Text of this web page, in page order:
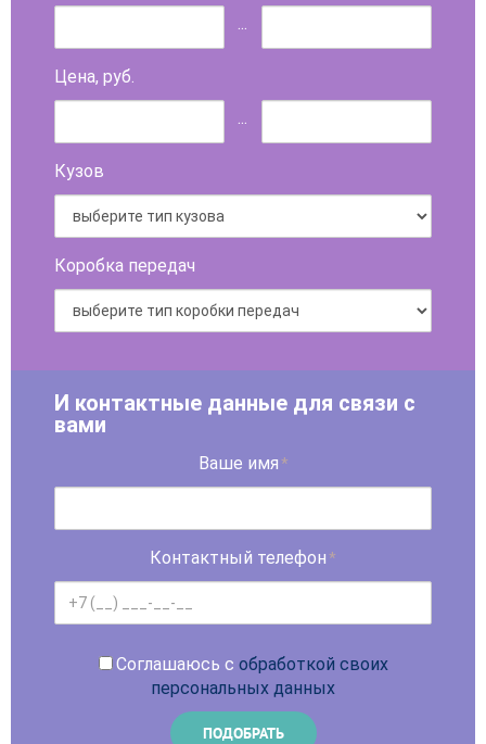
...
Цена, руб.
...
Кузов
Коробка передач
И контактные данные для связи с
вами
Ваше имя *
Контактный телефон *
Соглашаюсь с обработкой своих
персональных данных